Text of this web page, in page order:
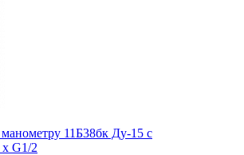
11Б38бк Ду-15 с
G1/2